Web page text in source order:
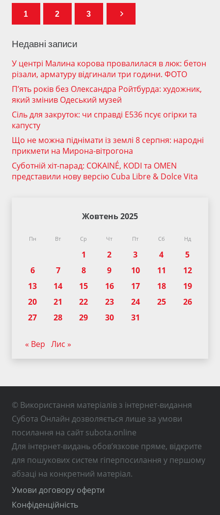
1 2 3
Недавні записи
У центрі Малина корова провалилася в люк: бетон
різали, арматуру відгинали три години. ФОТО
П’ять років без Олександра Ройтбурда: художник,
який змінив Одеський музей
Сіль для закруток: чи справді Е536 псує огірки та
капусту
Що не можна піднімати із землі 8 серпня: народні
прикмети на Мирона-вітрогона
Суботній хіт-парад: COKAINÉ, KODI та OMEN
представили нову версію Cuba Libre & Dolce Vita
Жовтень 2025
Пн Вт Ср Чт Пт Сб Нд
1 2 3 4
5
6
7 8 9 10 11
12
13
14 15 16 17 18
19
20
21 22 23 24 25
26
27
28 29 30 31
« Вер Лис »
© Використання матеріалів з інтернет-видання
Субота Онлайн дозволяється лише за умови
посилання на сайт subota.online
Для інтернет-видань обов’язкове пряме, відкрите
для пошукових систем гіперпосилання у першому
абзаці на конкретний матеріал.
Умови договору оферти
Конфіденційність